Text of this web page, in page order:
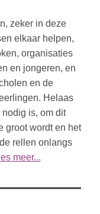
zeker in deze
elkaar helpen,
organisaties
en jongeren, en
en de
Helaas
is, om dit
groot wordt en het
rellen onlangs
meer...